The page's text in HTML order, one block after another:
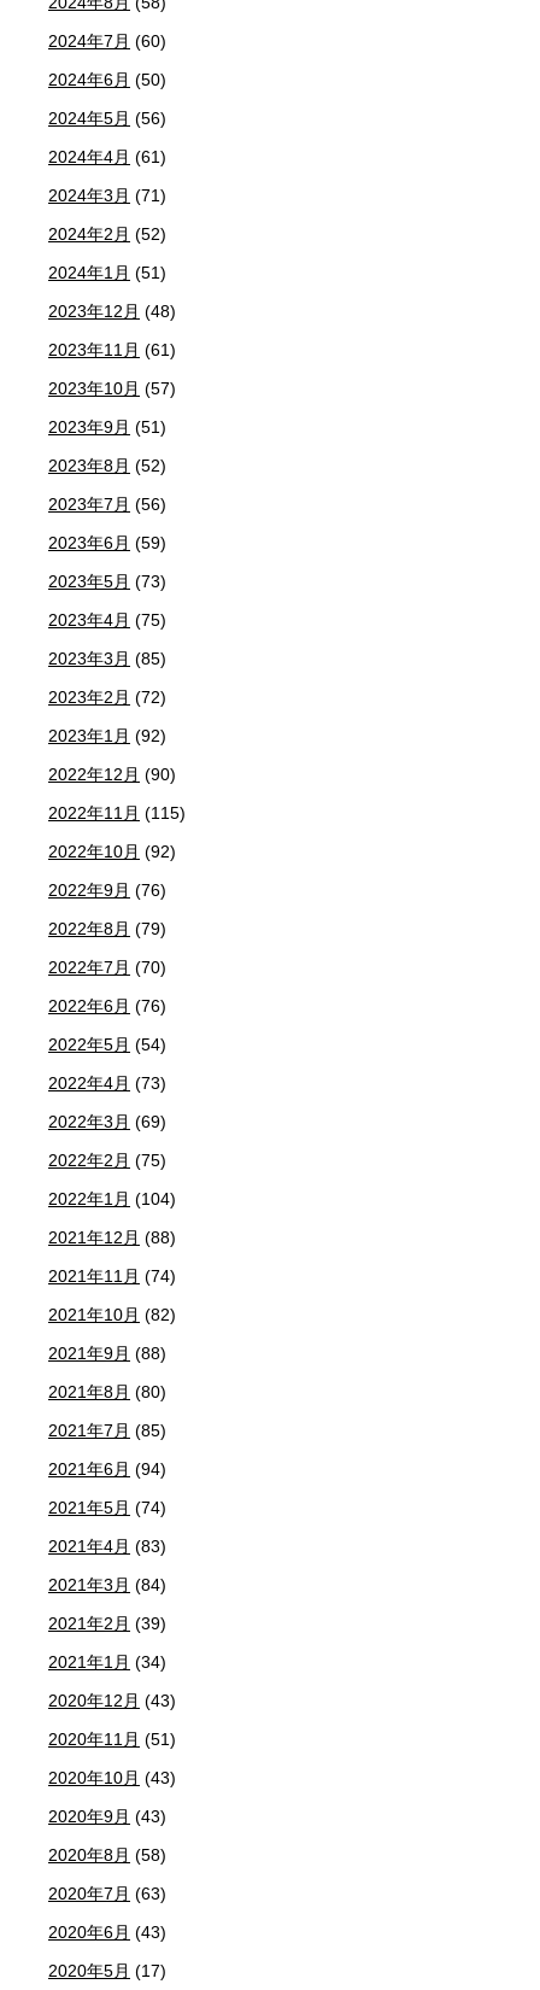
2024年7月 (60)
2024年6月 (50)
2024年5月 (56)
2024年4月 (61)
2024年3月 (71)
2024年2月 (52)
2024年1月 (51)
2023年12月 (48)
2023年11月 (61)
2023年10月 (57)
2023年9月 (51)
2023年8月 (52)
2023年7月 (56)
2023年6月 (59)
2023年5月 (73)
2023年4月 (75)
2023年3月 (85)
2023年2月 (72)
2023年1月 (92)
2022年12月 (90)
2022年11月 (115)
2022年10月 (92)
2022年9月 (76)
2022年8月 (79)
2022年7月 (70)
2022年6月 (76)
2022年5月 (54)
2022年4月 (73)
2022年3月 (69)
2022年2月 (75)
2022年1月 (104)
2021年12月 (88)
2021年11月 (74)
2021年10月 (82)
2021年9月 (88)
2021年8月 (80)
2021年7月 (85)
2021年6月 (94)
2021年5月 (74)
2021年4月 (83)
2021年3月 (84)
2021年2月 (39)
2021年1月 (34)
2020年12月 (43)
2020年11月 (51)
2020年10月 (43)
2020年9月 (43)
2020年8月 (58)
2020年7月 (63)
2020年6月 (43)
2020年5月 (17)